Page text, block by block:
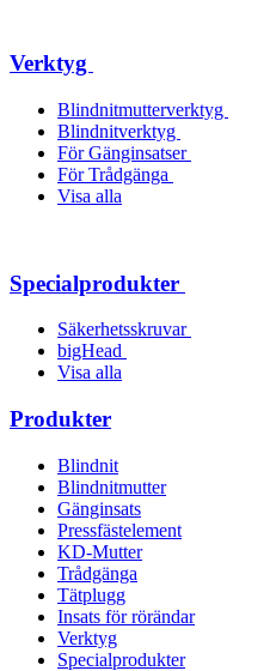
Verktyg
Blindnitmutterverktyg
Blindnitverktyg
För Gänginsatser
För Trådgänga
Visa alla
Specialprodukter
Säkerhetsskruvar
bigHead
Visa alla
Produkter
Blindnit
Blindnitmutter
Gänginsats
Pressfästelement
KD-Mutter
Trådgänga
Tätplugg
Insats för rörändar
Verktyg
Specialprodukter